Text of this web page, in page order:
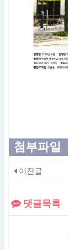
첨부파일
이전글
댓글목록